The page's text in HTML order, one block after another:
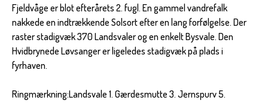
Fjeldvåge er blot efterårets 2. fugl. En gammel vandrefalk
nakkede en indtrækkende Solsort efter en lang forfølgelse. Der
raster stadigvæk 370 Landsvaler og en enkelt Bysvale. Den
Hvidbrynede Løvsanger er ligeledes stadigvæk på plads i
fyrhaven.
Ringmærkning:Landsvale 1. Gærdesmutte 3. Jernspurv 5.